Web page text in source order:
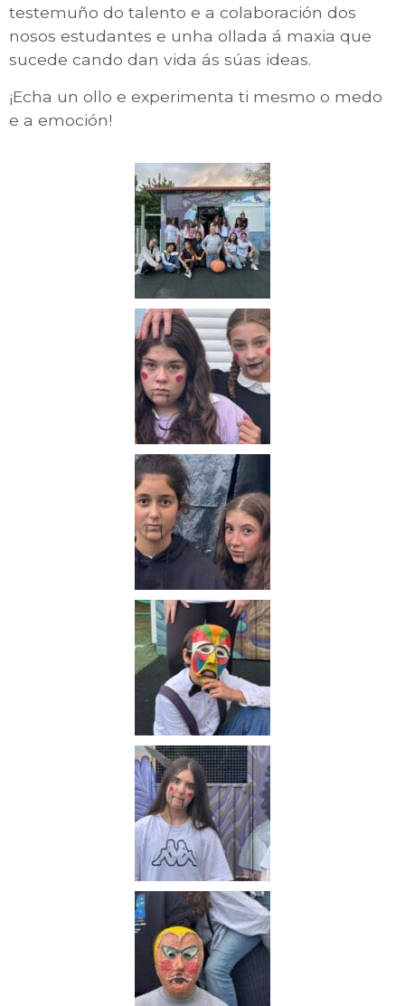
testemuño do talento e a colaboración dos
nosos estudantes e unha ollada á maxia que
sucede cando dan vida ás súas ideas.
¡Echa un ollo e experimenta ti mesmo o medo
e a emoción!